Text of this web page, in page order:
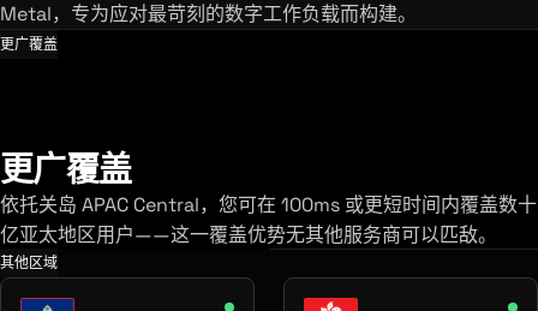
Metal，专为应对最苛刻的数字工作负载而构建。
更广覆盖
更广覆盖
依托关岛 APAC Central，您可在 100ms 或更短时间内覆盖数十
亿亚太地区用户——这一覆盖优势无其他服务商可以匹敌。
其他区域